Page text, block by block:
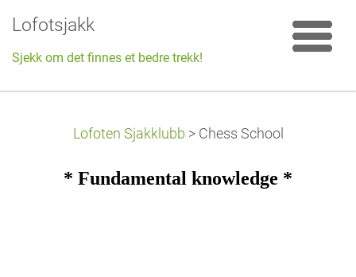
Lofotsjakk
Sjekk om det finnes et bedre trekk!
Lofoten Sjakklubb > Chess School
* Fundamental knowledge *